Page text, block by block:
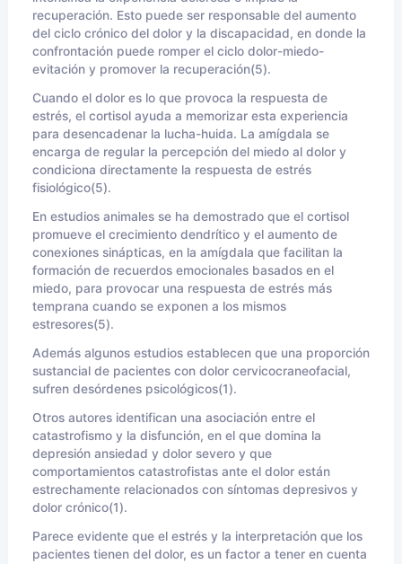
recuperación. Esto puede ser responsable del aumento
del ciclo crónico del dolor y la discapacidad, en donde la
confrontación puede romper el ciclo dolor-miedo-
evitación y promover la recuperación(5).
Cuando el dolor es lo que provoca la respuesta de
estrés, el cortisol ayuda a memorizar esta experiencia
para desencadenar la lucha-huida. La amígdala se
encarga de regular la percepción del miedo al dolor y
condiciona directamente la respuesta de estrés
fisiológico(5).
En estudios animales se ha demostrado que el cortisol
promueve el crecimiento dendrítico y el aumento de
conexiones sinápticas, en la amígdala que facilitan la
formación de recuerdos emocionales basados en el
miedo, para provocar una respuesta de estrés más
temprana cuando se exponen a los mismos
estresores(5).
Además algunos estudios establecen que una proporción
sustancial de pacientes con dolor cervicocraneofacial,
sufren desórdenes psicológicos(1).
Otros autores identifican una asociación entre el
catastrofismo y la disfunción, en el que domina la
depresión ansiedad y dolor severo y que
comportamientos catastrofistas ante el dolor están
estrechamente relacionados con síntomas depresivos y
dolor crónico(1).
Parece evidente que el estrés y la interpretación que los
pacientes tienen del dolor, es un factor a tener en cuenta